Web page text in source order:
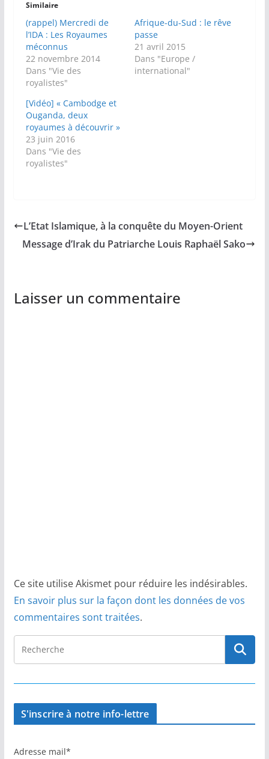
Similaire
(rappel) Mercredi de
l’IDA : Les Royaumes
méconnus
22 novembre 2014
Dans "Vie des
royalistes"
Afrique-du-Sud : le rêve
passe
21 avril 2015
Dans "Europe /
international"
[Vidéo] « Cambodge et
Ouganda, deux
royaumes à découvrir »
23 juin 2016
Dans "Vie des
royalistes"
L’Etat Islamique, à la conquête du Moyen-Orient
Message d’Irak du Patriarche Louis Raphaël Sako
Laisser un commentaire
Ce site utilise Akismet pour réduire les indésirables.
En savoir plus sur la façon dont les données de vos
commentaires sont traitées.
S'inscrire à notre info-lettre
Adresse mail*